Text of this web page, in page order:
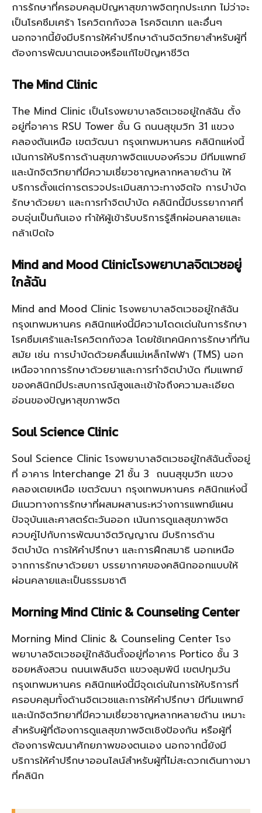
การรักษาที่ครอบคลุมปัญหาสุขภาพจิตทุกประเภท ไม่ว่าจะ
เป็นโรคซึมเศร้า โรควิตกกังวล โรคจิตเภท และอื่นๆ
นอกจากนี้ยังมีบริการให้คำปรึกษาด้านจิตวิทยาสำหรับผู้ที่
ต้องการพัฒนาตนเองหรือแก้ไขปัญหาชีวิต
The Mind Clinic
The Mind Clinic เป็นโรงพยาบาลจิตเวชอยู่ใกล้ฉัน ตั้ง
อยู่ที่อาคาร RSU Tower ชั้น G ถนนสุขุมวิท 31 แขวง
คลองตันเหนือ เขตวัฒนา กรุงเทพมหานคร คลินิกแห่งนี้
เน้นการให้บริการด้านสุขภาพจิตแบบองค์รวม มีทีมแพทย์
และนักจิตวิทยาที่มีความเชี่ยวชาญหลากหลายด้าน ให้
บริการตั้งแต่การตรวจประเมินสภาวะทางจิตใจ การบำบัด
รักษาด้วยยา และการทำจิตบำบัด คลินิกนี้มีบรรยากาศที่
อบอุ่นเป็นกันเอง ทำให้ผู้เข้ารับบริการรู้สึกผ่อนคลายและ
กล้าเปิดใจ
Mind and Mood Clinicโรงพยาบาลจิตเวชอยู่
ใกล้ฉัน
Mind and Mood Clinic โรงพยาบาลจิตเวชอยู่ใกล้ฉัน
กรุงเทพมหานคร คลินิกแห่งนี้มีความโดดเด่นในการรักษา
โรคซึมเศร้าและโรควิตกกังวล โดยใช้เทคนิคการรักษาที่ทัน
สมัย เช่น การบำบัดด้วยคลื่นแม่เหล็กไฟฟ้า (TMS) นอก
เหนือจากการรักษาด้วยยาและการทำจิตบำบัด ทีมแพทย์
ของคลินิกมีประสบการณ์สูงและเข้าใจถึงความละเอียด
อ่อนของปัญหาสุขภาพจิต
Soul Science Clinic
Soul Science Clinic โรงพยาบาลจิตเวชอยู่ใกล้ฉันตั้งอยู่
ที่ อาคาร Interchange 21 ชั้น 3 ถนนสุขุมวิท แขวง
คลองเตยเหนือ เขตวัฒนา กรุงเทพมหานคร คลินิกแห่งนี้
มีแนวทางการรักษาที่ผสมผสานระหว่างการแพทย์แผน
ปัจจุบันและศาสตร์ตะวันออก เน้นการดูแลสุขภาพจิต
ควบคู่ไปกับการพัฒนาจิตวิญญาณ มีบริการด้าน
จิตบำบัด การให้คำปรึกษา และการฝึกสมาธิ นอกเหนือ
จากการรักษาด้วยยา บรรยากาศของคลินิกออกแบบให้
ผ่อนคลายและเป็นธรรมชาติ
Morning Mind Clinic & Counseling Center
Morning Mind Clinic & Counseling Center โรง
พยาบาลจิตเวชอยู่ใกล้ฉันตั้งอยู่ที่อาคาร Portico ชั้น 3
ซอยหลังสวน ถนนเพลินจิต แขวงลุมพินี เขตปทุมวัน
กรุงเทพมหานคร คลินิกแห่งนี้มีจุดเด่นในการให้บริการที่
ครอบคลุมทั้งด้านจิตเวชและการให้คำปรึกษา มีทีมแพทย์
และนักจิตวิทยาที่มีความเชี่ยวชาญหลากหลายด้าน เหมาะ
สำหรับผู้ที่ต้องการดูแลสุขภาพจิตเชิงป้องกัน หรือผู้ที่
ต้องการพัฒนาศักยภาพของตนเอง นอกจากนี้ยังมี
บริการให้คำปรึกษาออนไลน์สำหรับผู้ที่ไม่สะดวกเดินทางมา
ที่คลินิก